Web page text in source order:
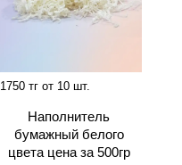
1750 тг от 10 шт.
Наполнитель
бумажный белого
цвета цена за 500гр